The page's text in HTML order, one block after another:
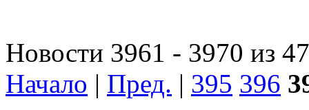
Новости 3961 - 3970 из
Начало | Пред. | 395 396